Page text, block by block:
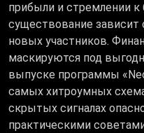
прибыли и стремлении
существование зависит
новых участников.
маскируются под
выпуске программы
самых хитроумных
скрытых сигналах
практическими